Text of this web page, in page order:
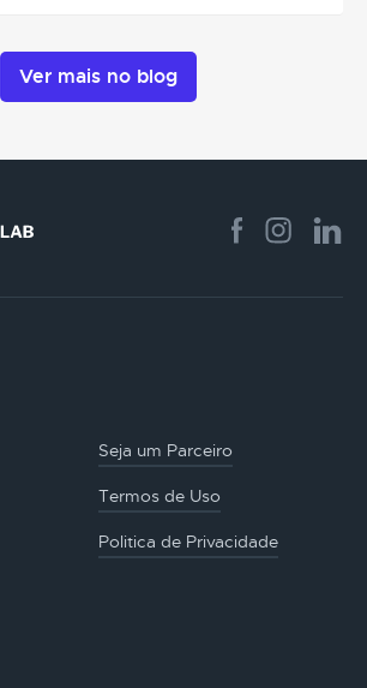
Ver mais no blog
Seja um Parceiro
Termos de Uso
Politica de Privacidade